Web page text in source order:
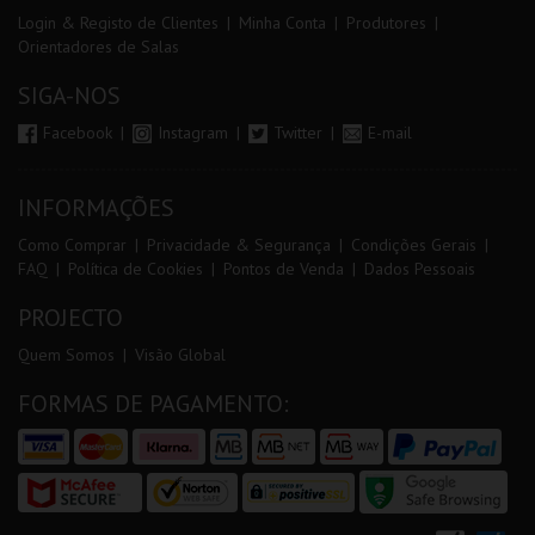
Login & Registo de Clientes Minha Conta
Produtores
Orientadores de Salas
SIGA-NOS
Facebook Instagram Twitter E-mail
INFORMAÇÕES
Como Comprar Privacidade & Segurança
Condições Gerais
FAQ
Política de Cookies Pontos de Venda Dados Pessoais
PROJECTO
Quem Somos Visão Global
FORMAS DE PAGAMENTO: